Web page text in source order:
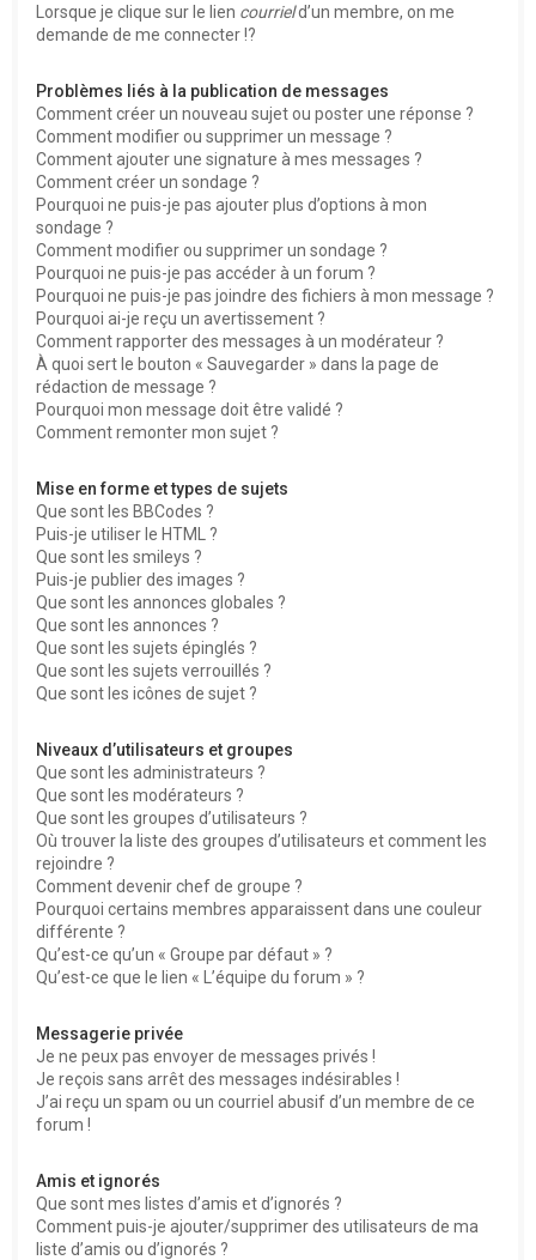
Lorsque je clique sur le lien courrield’un membre, on me
demande de me connecter !?
Problèmes liés à la publication de messages
Comment créer un nouveau sujet ou poster une réponse ?
Comment modifier ou supprimer un message ?
Comment ajouter une signature à mes messages ?
Comment créer un sondage ?
Pourquoi ne puis-je pas ajouter plus d’options à mon
sondage ?
Comment modifier ou supprimer un sondage ?
Pourquoi ne puis-je pas accéder à un forum ?
Pourquoi ne puis-je pas joindre des fichiers à mon message ?
Pourquoi ai-je reçu un avertissement ?
Comment rapporter des messages à un modérateur ?
À quoi sert le bouton « Sauvegarder » dans la page de
rédaction de message ?
Pourquoi mon message doit être validé ?
Comment remonter mon sujet ?
Mise en forme et types de sujets
Que sont les BBCodes ?
Puis-je utiliser le HTML ?
Que sont les smileys ?
Puis-je publier des images ?
Que sont les annonces globales ?
Que sont les annonces ?
Que sont les sujets épinglés ?
Que sont les sujets verrouillés ?
Que sont les icônes de sujet ?
Niveaux d’utilisateurs et groupes
Que sont les administrateurs ?
Que sont les modérateurs ?
Que sont les groupes d’utilisateurs ?
Où trouver la liste des groupes d’utilisateurs et comment les
rejoindre ?
Comment devenir chef de groupe ?
Pourquoi certains membres apparaissent dans une couleur
différente ?
Qu’est-ce qu’un « Groupe par défaut » ?
Qu’est-ce que le lien « L’équipe du forum » ?
Messagerie privée
Je ne peux pas envoyer de messages privés !
Je reçois sans arrêt des messages indésirables !
J’ai reçu un spam ou un courriel abusif d’un membre de ce
forum !
Amis et ignorés
Que sont mes listes d’amis et d’ignorés ?
Comment puis-je ajouter/supprimer des utilisateurs de ma
liste d’amis ou d’ignorés ?